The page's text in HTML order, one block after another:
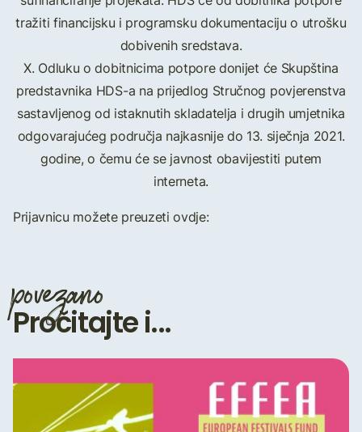
tražiti financijsku i programsku dokumentaciju o utrošku
dobivenih sredstava.
X. Odluku o dobitnicima potpore donijet će Skupština
predstavnika HDS-a na prijedlog Stručnog povjerenstva
sastavljenog od istaknutih skladatelja i drugih umjetnika
odgovarajućeg područja najkasnije do 13. siječnja 2021.
godine, o čemu će se javnost obavijestiti putem
interneta.
Prijavnicu možete preuzeti ovdje:
povezano
Pročitajte i...